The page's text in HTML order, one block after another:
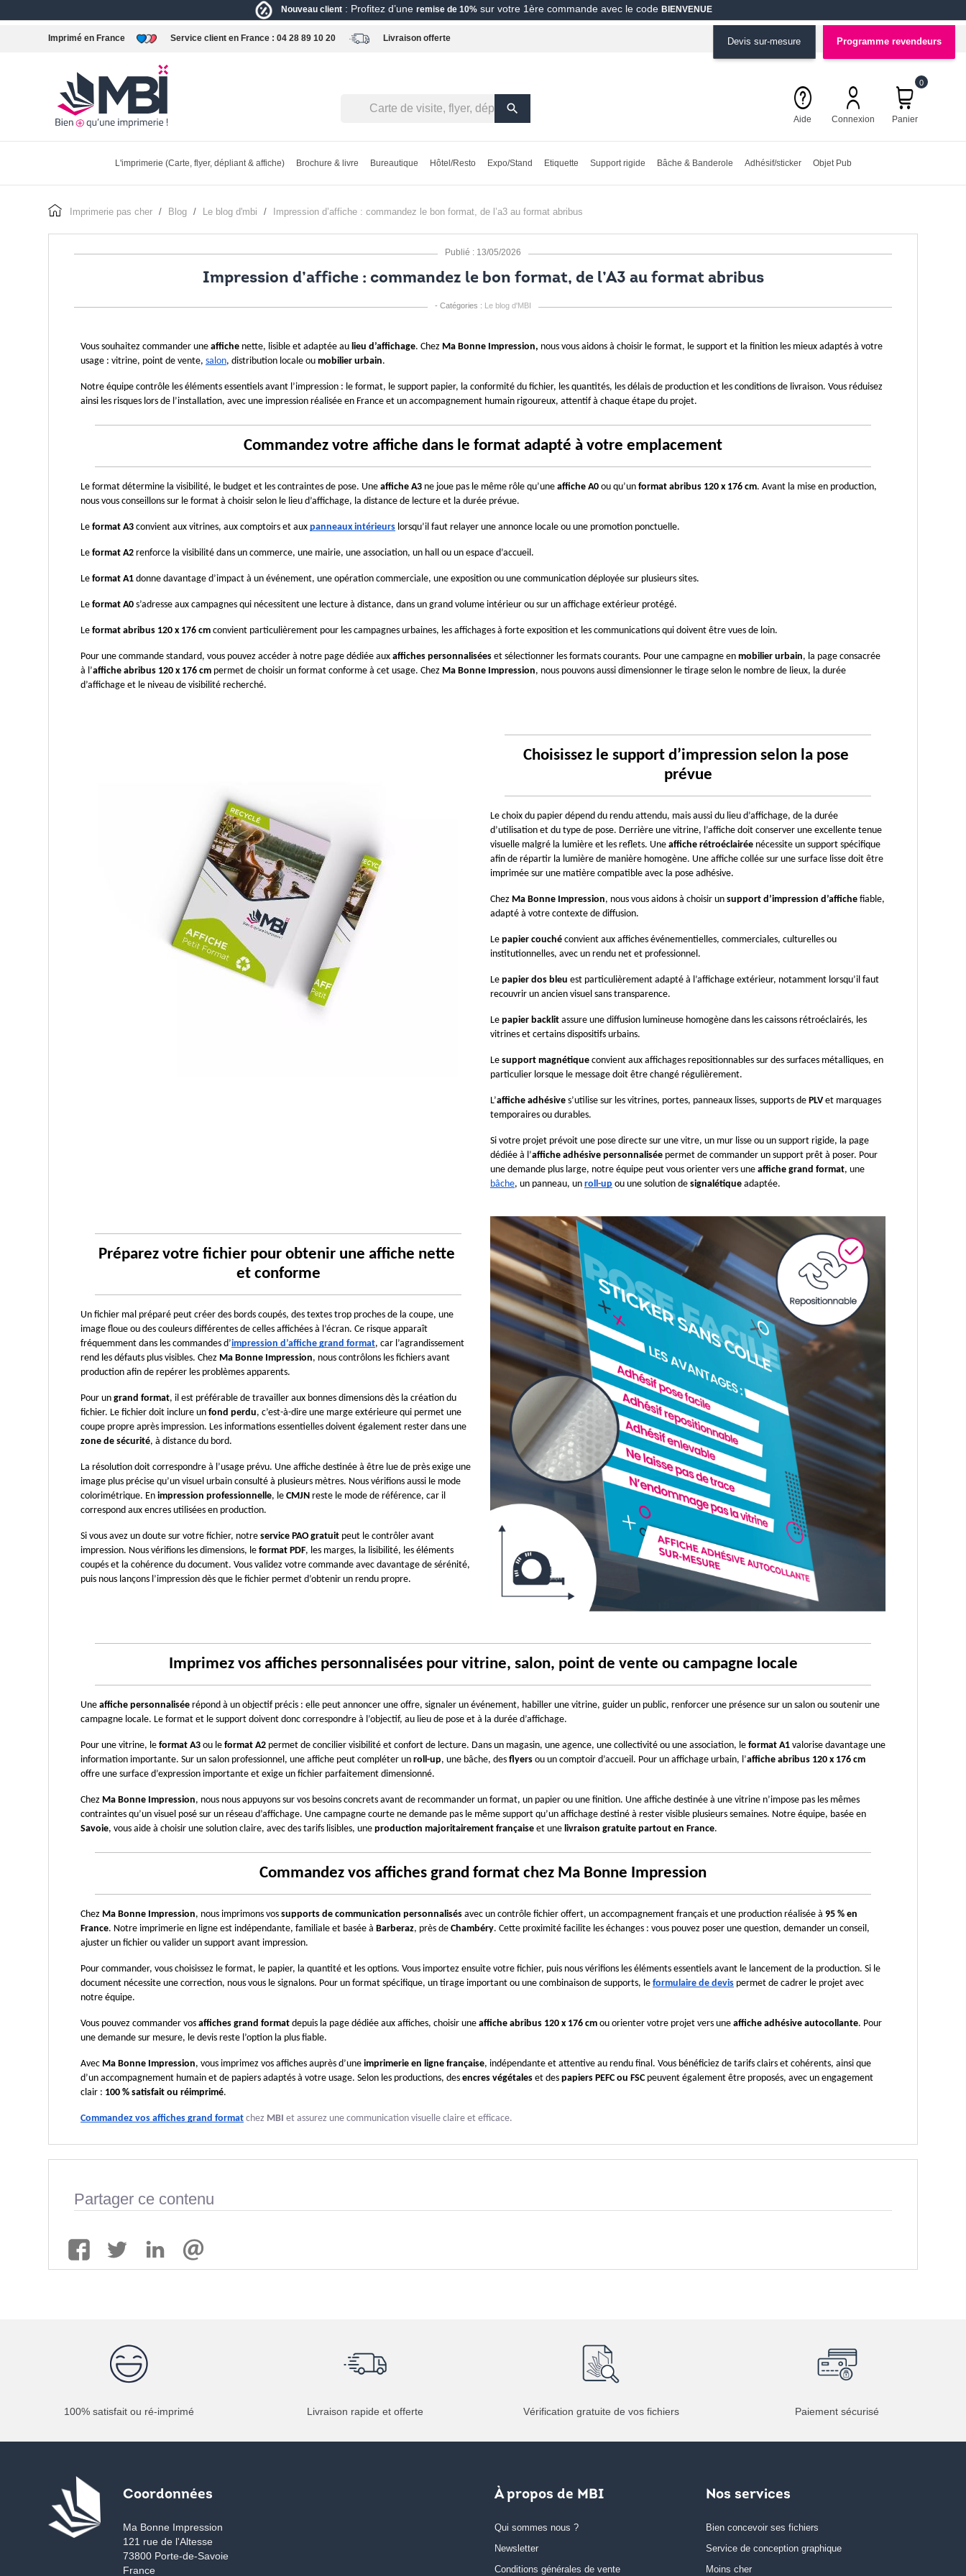
Nouveau client : Profitez d’une remise de 10% sur votre 1ère commande avec le code BIENVENUE
Imprimé en France Service client en France : 04 28 89 10 20 Livraison offerte Devis sur-mesure Programme revendeurs
search
Aide Connexion Panier
0
L'imprimerie (Carte, flyer, dépliant & affiche) Brochure & livre Bureautique Hôtel/Resto Expo/Stand Etiquette Support rigide Bâche & Banderole Adhésif/sticker Objet Pub
imprimerie pas cher blog le blog d'mbi impression d’affiche : commandez le bon format, de l’a3 au format abribus
Publié : 13/05/2026
Impression d’affiche : commandez le bon format, de l’A3 au format abribus
- Catégories : Le blog d'MBI
Vous souhaitez commander une affiche nette, lisible et adaptée au lieu d’affichage. Chez Ma Bonne Impression, nous vous aidons à choisir le format, le support et la finition les mieux adaptés à votre
usage : vitrine, point de vente, salon, distribution locale ou mobilier urbain.
Notre équipe contrôle les éléments essentiels avant l’impression : le format, le support papier, la conformité du fichier, les quantités, les délais de production et les conditions de livraison. Vous réduisez
ainsi les risques lors de l’installation, avec une impression réalisée en France et un accompagnement humain rigoureux, attentif à chaque étape du projet.
Commandez votre affiche dans le format adapté à votre emplacement
Le format détermine la visibilité, le budget et les contraintes de pose. Une affiche A3 ne joue pas le même rôle qu’une affiche A0 ou qu’un format abribus 120 x 176 cm. Avant la mise en production,
nous vous conseillons sur le format à choisir selon le lieu d’affichage, la distance de lecture et la durée prévue.
Le format A3 convient aux vitrines, aux comptoirs et aux panneaux intérieurs lorsqu’il faut relayer une annonce locale ou une promotion ponctuelle.
Le format A2 renforce la visibilité dans un commerce, une mairie, une association, un hall ou un espace d’accueil.
Le format A1 donne davantage d’impact à un événement, une opération commerciale, une exposition ou une communication déployée sur plusieurs sites.
Le format A0 s’adresse aux campagnes qui nécessitent une lecture à distance, dans un grand volume intérieur ou sur un affichage extérieur protégé.
Le format abribus 120 x 176 cm convient particulièrement pour les campagnes urbaines, les affichages à forte exposition et les communications qui doivent être vues de loin.
Pour une commande standard, vous pouvez accéder à notre page dédiée aux affiches personnalisées et sélectionner les formats courants. Pour une campagne en mobilier urbain, la page consacrée
à l’affiche abribus 120 x 176 cm permet de choisir un format conforme à cet usage. Chez Ma Bonne Impression, nous pouvons aussi dimensionner le tirage selon le nombre de lieux, la durée
d’affichage et le niveau de visibilité recherché.
Choisissez le support d’impression selon la pose
prévue
Le choix du papier dépend du rendu attendu, mais aussi du lieu d’affichage, de la durée
d’utilisation et du type de pose. Derrière une vitrine, l’affiche doit conserver une excellente tenue
visuelle malgré la lumière et les reflets. Une affiche rétroéclairée nécessite un support spécifique
afin de répartir la lumière de manière homogène. Une affiche collée sur une surface lisse doit être
imprimée sur une matière compatible avec la pose adhésive.
Chez Ma Bonne Impression, nous vous aidons à choisir un support d’impression d’affiche fiable,
adapté à votre contexte de diffusion.
Le papier couché convient aux affiches événementielles, commerciales, culturelles ou
institutionnelles, avec un rendu net et professionnel.
Le papier dos bleu est particulièrement adapté à l’affichage extérieur, notamment lorsqu’il faut
recouvrir un ancien visuel sans transparence.
Le papier backlit assure une diffusion lumineuse homogène dans les caissons rétroéclairés, les
vitrines et certains dispositifs urbains.
Le support magnétique convient aux affichages repositionnables sur des surfaces métalliques, en
particulier lorsque le message doit être changé régulièrement.
L’affiche adhésive s’utilise sur les vitrines, portes, panneaux lisses, supports de PLV et marquages
temporaires ou durables.
Si votre projet prévoit une pose directe sur une vitre, un mur lisse ou un support rigide, la page
dédiée à l’affiche adhésive personnalisée permet de commander un support prêt à poser. Pour
une demande plus large, notre équipe peut vous orienter vers une affiche grand format
bâche, un panneau, un roll-up ou une solution de signalétique adaptée.
Préparez votre fichier pour obtenir une affiche nette
et conforme
Un fichier mal préparé peut créer des bords coupés, des textes trop proches de la coupe, une
image floue ou des couleurs différentes de celles affichées à l’écran. Ce risque apparaît
fréquemment dans les commandes d’impression d’affiche grand format, car l’agrandissement
rend les défauts plus visibles. Chez Ma Bonne Impression, nous contrôlons les fichiers avant
production afin de repérer les problèmes apparents.
Pour un grand format, il est préférable de travailler aux bonnes dimensions dès la création du
fichier. Le fichier doit inclure un fond perdu, c’est-à-dire une marge extérieure qui permet une
zone de sécurité, à distance du bord.
La résolution doit correspondre à l’usage prévu. Une affiche destinée à être lue de près exige une
image plus précise qu’un visuel urbain consulté à plusieurs mètres. Nous vérifions aussi le mode
colorimétrique. En impression professionnelle, le CMJN reste le mode de référence, car il
correspond aux encres utilisées en production.
Si vous avez un doute sur votre fichier, notre service PAO gratuit peut le contrôler avant
impression. Nous vérifions les dimensions, le format PDF, les marges, la lisibilité, les éléments
coupés et la cohérence du document. Vous validez votre commande avec davantage de sérénité,
puis nous lançons l’impression dès que le fichier permet d’obtenir un rendu propre.
Imprimez vos affiches personnalisées pour vitrine, salon, point de vente ou campagne locale
Une affiche personnalisée répond à un objectif précis : elle peut annoncer une offre, signaler un événement, habiller une vitrine, guider un public, renforcer une présence sur un salon ou soutenir une
campagne locale. Le format et le support doivent donc correspondre à l’objectif, au lieu de pose et à la durée d’affichage.
Pour une vitrine, le format A3 ou le format A2 permet de concilier visibilité et confort de lecture. Dans un magasin, une agence, une collectivité ou une association, le format A1 valorise davantage une
information importante. Sur un salon professionnel, une affiche peut compléter un roll-up, une bâche, des flyers ou un comptoir d’accueil. Pour un affichage urbain, l’affiche abribus 120 x 176 cm
offre une surface d’expression importante et exige un fichier parfaitement dimensionné.
Chez Ma Bonne Impression, nous nous appuyons sur vos besoins concrets avant de recommander un format, un papier ou une finition. Une affiche destinée à une vitrine n’impose pas les mêmes
Savoie, vous aide à choisir une solution claire, avec des tarifs lisibles, une production majoritairement française et une livraison gratuite partout en France.
Commandez vos affiches grand format chez Ma Bonne Impression
Chez Ma Bonne Impression, nous imprimons vos supports de communication personnalisés avec un contrôle fichier offert, un accompagnement français et une production réalisée à 95 % en
France. Notre imprimerie en ligne est indépendante, familiale et basée à Barberaz, près de Chambéry. Cette proximité facilite les échanges : vous pouvez poser une question, demander un conseil,
ajuster un fichier ou valider un support avant impression.
Pour commander, vous choisissez le format, le papier, la quantité et les options. Vous importez ensuite votre fichier, puis nous vérifions les éléments essentiels avant le lancement de la production. Si le
document nécessite une correction, nous vous le signalons. Pour un format spécifique, un tirage important ou une combinaison de supports, le formulaire de devis permet de cadrer le projet avec
notre équipe.
Vous pouvez commander vos affiches grand format depuis la page dédiée aux affiches, choisir une affiche abribus 120 x 176 cm ou orienter votre projet vers une affiche adhésive autocollante. Pour
une demande sur mesure, le devis reste l’option la plus fiable.
Avec Ma Bonne Impression, vous imprimez vos affiches auprès d’une imprimerie en ligne française, indépendante et attentive au rendu final. Vous bénéficiez de tarifs clairs et cohérents, ainsi que
d’un accompagnement humain et de papiers adaptés à votre usage. Selon les productions, des encres végétales et des papiers PEFC ou FSC peuvent également être proposés, avec un engagement
clair : 100 % satisfait ou réimprimé.
Commandez vos affiches grand format chez MBI et assurez une communication visuelle claire et efficace.
Partager ce contenu
100% satisfait ou ré-imprimé Livraison rapide et offerte Vérification gratuite de vos fichiers Paiement sécurisé
Coordonnées
Ma Bonne Impression
121 rue de l'Altesse
73800 Porte-de-Savoie
France
À propos de MBI
Qui sommes nous ?
Newsletter
Conditions générales de vente
Nos services
Bien concevoir ses fichiers
Service de conception graphique
Moins cher